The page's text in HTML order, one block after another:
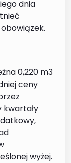
dnia
0,220 m3
ceny
kwartały
wyżej.